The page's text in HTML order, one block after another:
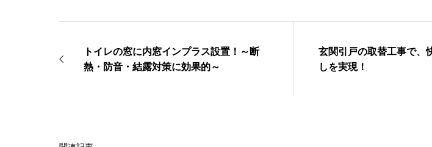
トイレの窓に内窓インプラス設置！～断
熱・防音・結露対策に効果的～
玄関引戸の取替工事で、
しを実現！